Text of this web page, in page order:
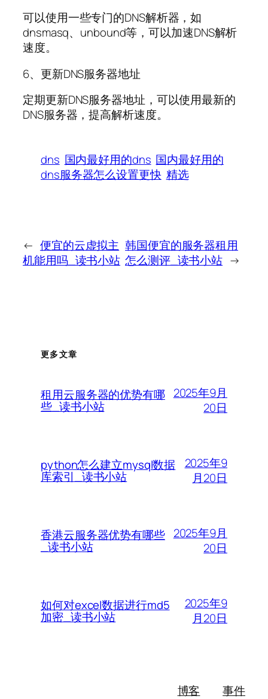
可以使用一些专门的DNS解析器，如
dnsmasq、unbound等，可以加速DNS解析
速度。
6、更新DNS服务器地址
定期更新DNS服务器地址，可以使用最新的
DNS服务器，提高解析速度。
dns 国内最好用的dns 国内最好用的
dns服务器怎么设置更快 精选
← 便宜的云虚拟主
机能用吗_读书小站
韩国便宜的服务器租用
怎么测评_读书小站 →
更多文章
租用云服务器的优势有哪
些_读书小站
2025年9月
20日
python怎么建立mysql数据
库索引_读书小站
2025年9
月20日
香港云服务器优势有哪些
_读书小站
2025年9月
20日
如何对excel数据进行md5
加密_读书小站
2025年9
月20日
博客
事件